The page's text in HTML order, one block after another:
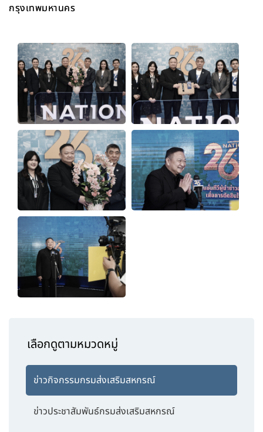
กรุงเทพมหานคร
เลือกดูตามหมวดหมู่
ข่าวกิจกรรมกรมส่งเสริมสหกรณ์
ข่าวประชาสัมพันธ์กรมส่งเสริมสหกรณ์